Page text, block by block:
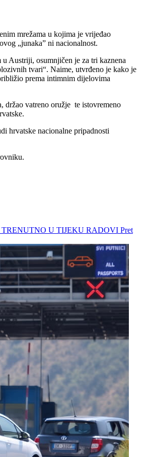
mrežama u kojima je vrijeđao
„junaka” ni nacionalnost.
Austriji, osumnjičen je za tri kaznena
tvari“. Naime, utvrđeno je kako je
prema intimnim dijelovima
držao vatreno oružje te istovremeno
hrvatske nacionalne pripadnosti
TRENUTNO U TIJEKU RADOVI Pret